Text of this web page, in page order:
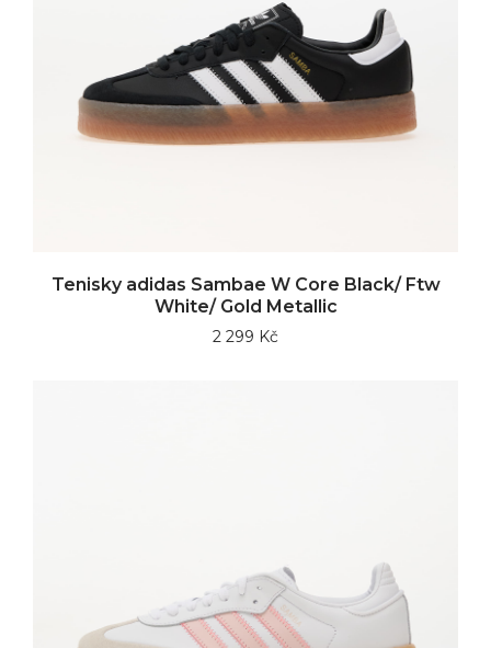
Tenisky adidas Sambae W Core Black/ Ftw
White/ Gold Metallic
2 299 Kč